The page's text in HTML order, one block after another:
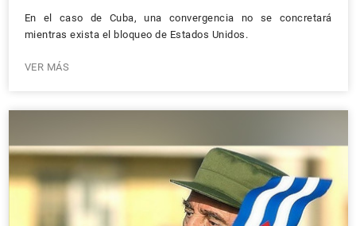
En el caso de Cuba, una convergencia no se concretará
mientras exista el bloqueo de Estados Unidos.
VER MÁS